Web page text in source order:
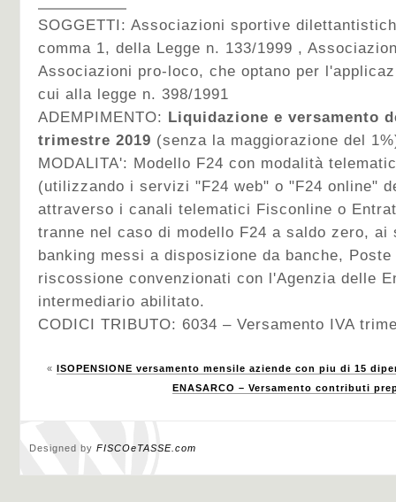
SOGGETTI: Associazioni sportive
comma 1, della Legge n. 133/1999 ,
Associazioni pro-loco, che optano per
cui alla legge n. 398/1991
ADEMPIMENTO: Liquidazione e versamento
trimestre 2019 (senza la maggiorazione del
MODALITA': Modello F24 con modalità
(utilizzando i servizi "F24 web" o "F24 online"
attraverso i canali telematici Fisconline o
tranne nel caso di modello F24 a saldo zero,
banking messi a disposizione da banche,
riscossione convenzionati con l'Agenzia delle
intermediario abilitato.
CODICI TRIBUTO: 6034 – Versamento IVA
« ISOPENSIONE versamento mensile aziende con piu di 15
ENASARCO – Versamento contributi
Designed by FISCOeTASSE.com